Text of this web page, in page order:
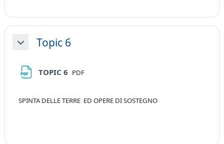
MinimizzaTopic 6
TOPIC 6 File
PDF
SPINTA DELLE TERRE ED OPERE DI SOSTEGNO